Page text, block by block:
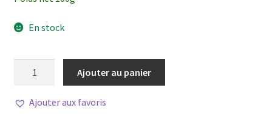
En stock
Yao
Ajouter au panier
Ajouter aux favoris